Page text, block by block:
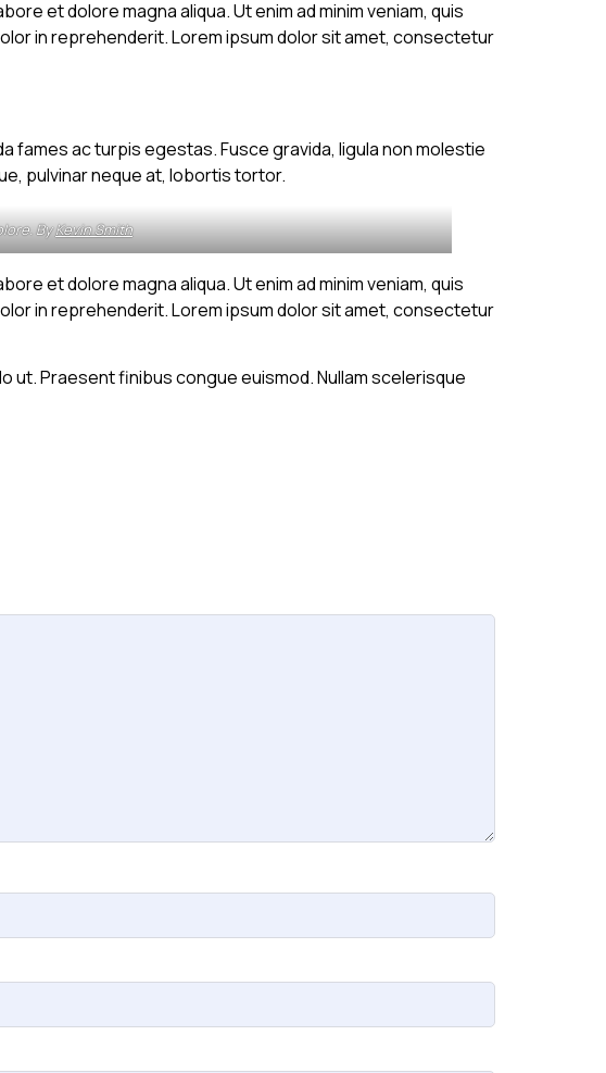
et dolore magna aliqua. Ut enim ad minim veniam, quis
in reprehenderit. Lorem ipsum dolor sit amet, consectetur
ac turpis egestas. Fusce gravida, ligula non molestie
pulvinar neque at, lobortis tortor.
ByKevin Smith
et dolore magna aliqua. Ut enim ad minim veniam, quis
in reprehenderit. Lorem ipsum dolor sit amet, consectetur
ut. Praesent finibus congue euismod. Nullam scelerisque